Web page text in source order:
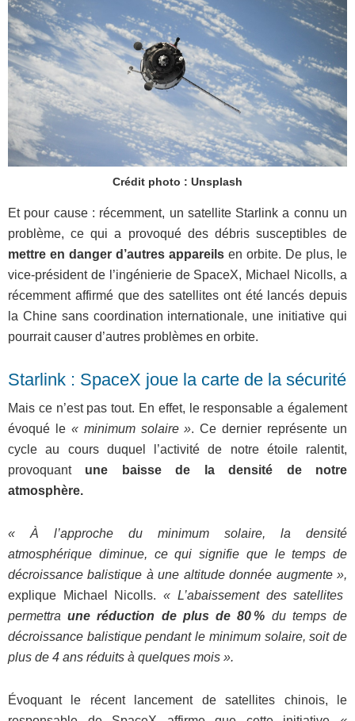
Crédit photo : Unsplash
Et pour cause : récemment, un satellite Starlink a connu un
problème, ce qui a provoqué des débris susceptibles de
mettre en danger d’autres appareils en orbite. De plus, le
vice-président de l’ingénierie de SpaceX, Michael Nicolls, a
récemment affirmé que des satellites ont été lancés depuis
la Chine sans coordination internationale, une initiative qui
pourrait causer d’autres problèmes en orbite.
Starlink : SpaceX joue la carte de la sécurité
Mais ce n’est pas tout. En effet, le responsable a également
évoqué le « minimum solaire ». Ce dernier représente un
cycle au cours duquel l’activité de notre étoile ralentit,
provoquant une baisse de la densité de notre
atmosphère.
« À l’approche du minimum solaire, la densité
atmosphérique diminue, ce qui signifie que le temps de
décroissance balistique à une altitude donnée augmente »,
explique Michael Nicolls.« L’abaissement des satellites
permettraune réduction de plus de 80 % du temps de
décroissance balistique pendant le minimum solaire, soit de
plus de 4 ans réduits à quelques mois ».
Évoquant le récent lancement de satellites chinois, le